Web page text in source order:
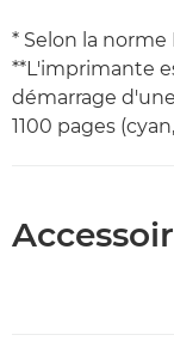
* Selon la norme
**L'imprimante
démarrage
1100 pages